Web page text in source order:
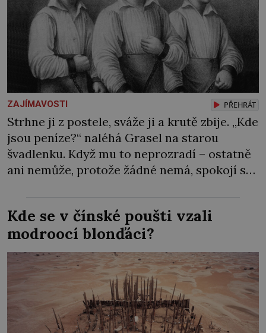
ZAJÍMAVOSTI PŘEHRÁT
Strhne ji z postele, sváže ji a krutě zbije. „Kde
jsou peníze?“ naléhá Grasel na starou
švadlenku. Když mu to neprozradí – ostatně
ani nemůže, protože žádné nemá, spokojí se
Zraněná žena pár dní nato umírá. Je to muž
nebývale krutý. Jeho činy budí hrůzu ještě
dlouho po jeho smrti […]
Kde se v čínské poušti vzali
modroocí blonďáci?